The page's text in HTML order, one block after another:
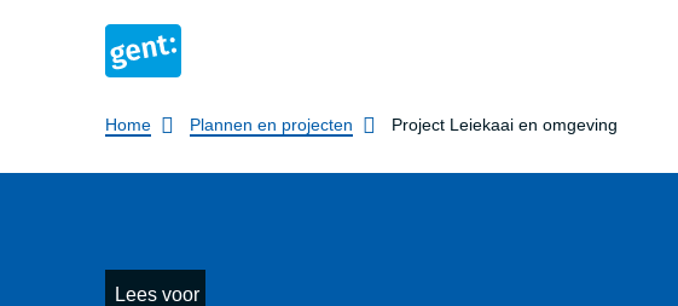
Breadcrumb
Home Plannen en projecten Project Leiekaai en omgeving
Lees voor